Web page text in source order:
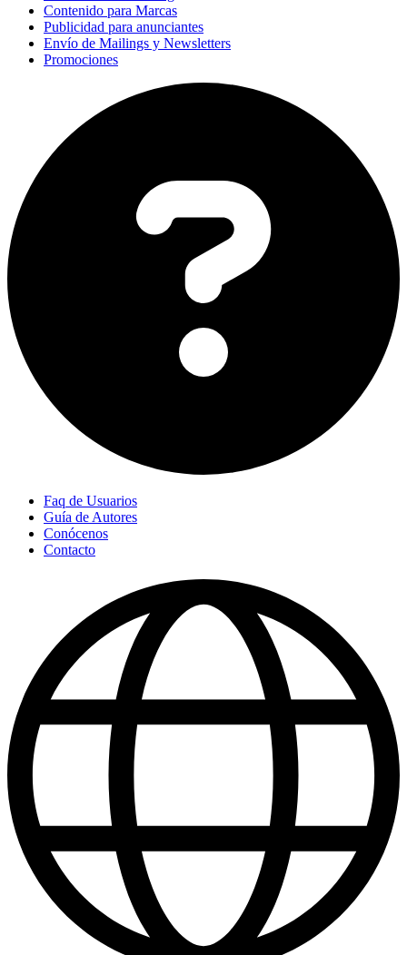
Contenido para Marcas
Publicidad para anunciantes
Envío de Mailings y Newsletters
Promociones
Faq de Usuarios
Guía de Autores
Conócenos
Contacto